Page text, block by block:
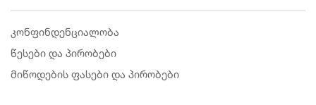
კონფინდენციალობა
წესები და პირობები
მიწოდების ფასები და პირობები